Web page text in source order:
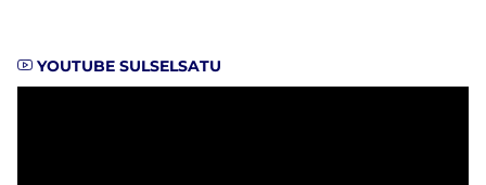
YOUTUBE SULSELSATU